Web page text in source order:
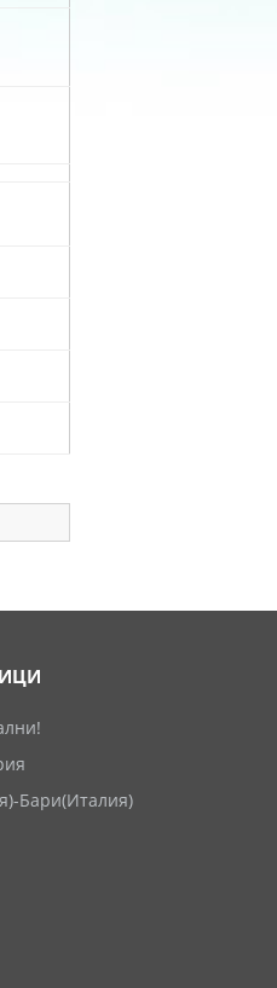
Бари(Италия)